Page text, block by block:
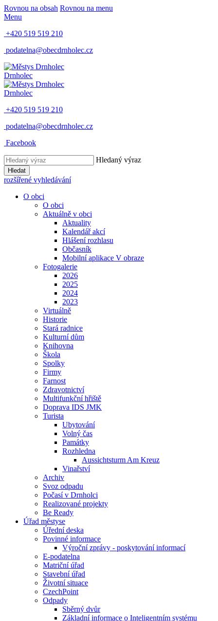
Rovnou na obsah Rovnou na menu
Menu
+420 519 519 210
podatelna@obecdrnholec.cz
Drnholec
Drnholec
+420 519 519 210
podatelna@obecdrnholec.cz
Facebook
Hledaný výraz
Hledat
rozšířené vyhledávání
O obci
O obci
Aktuálně v obci
Aktuality
Kalendář akcí
Hlášení rozhlasu
Občasník
Mobilní aplikace V obraze
Fotogalerie
2026
2025
2024
2023
Virtuálně
Historie
Stará radnice
Kulturní dům
Knihovna
Škola
Spolky
Firmy
Farnost
Zdravotnictví
Multifunkční hřiště
Doprava IDS JMK
Turista
Ubytování
Volný čas
Památky
Rozhledna
Aussichtsturm Am Kreuz
Vinařství
Archiv
Svoz odpadu
Počasí v Drnholci
Realizované projekty
Be Ready
Úřad městyse
Úřední deska
Povinné informace
Výroční zprávy - poskytování informací
E-podatelna
Matriční úřad
Stavební úřad
Životní situace
CzechPoint
Odpady
Sběrný dvůr
Základní informace o Inteligentním systému